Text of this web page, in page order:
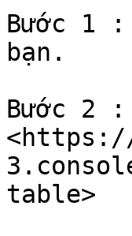
Bước 1 :
bạn.
Bước 2
<https://
table>